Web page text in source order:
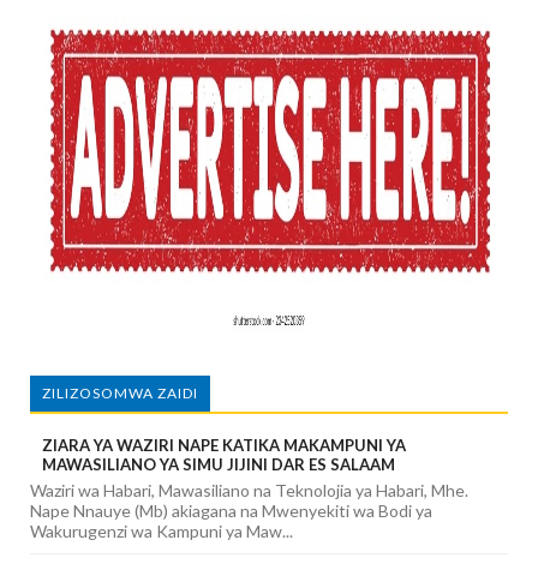
ZILIZOSOMWA ZAIDI
ZIARA YA WAZIRI NAPE KATIKA MAKAMPUNI YA
MAWASILIANO YA SIMU JIJINI DAR ES SALAAM
Waziri wa Habari, Mawasiliano na Teknolojia ya Habari, Mhe.
Nape Nnauye (Mb) akiagana na Mwenyekiti wa Bodi ya
Wakurugenzi wa Kampuni ya Maw...